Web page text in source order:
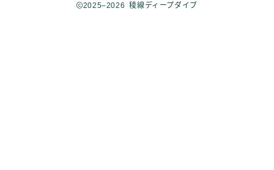
2025–2026 稜線ディープダイブ